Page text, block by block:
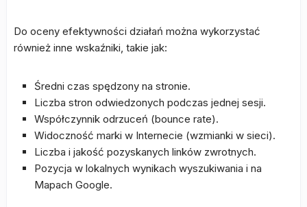
Do oceny efektywności działań można wykorzystać
również inne wskaźniki, takie jak:
Średni czas spędzony na stronie.
Liczba stron odwiedzonych podczas jednej sesji.
Współczynnik odrzuceń (bounce rate).
Widoczność marki w Internecie (wzmianki w sieci).
Liczba i jakość pozyskanych linków zwrotnych.
Pozycja w lokalnych wynikach wyszukiwania i na
Mapach Google.